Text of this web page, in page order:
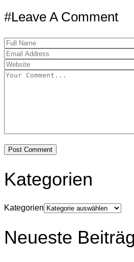
#Leave A Comment
Kategorien
Kategorien
Neueste